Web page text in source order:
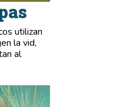
utilizan
la vid,
al